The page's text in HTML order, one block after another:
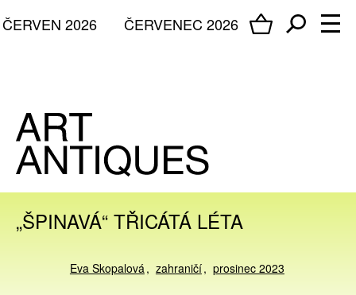
ČERVENEC 2026
ČERVEN 2026
„ŠPINAVÁ“ TŘICÁTÁ LÉTA
Eva Skopalová zahraničí prosinec 2023